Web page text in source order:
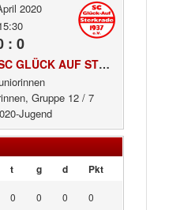
2020
: 0
1. FC MÜLHEIM - SC GLÜCK AUF STERKRADE
Gruppe 12 / 7
Jugend
t g d Pkt
0 0 0 0